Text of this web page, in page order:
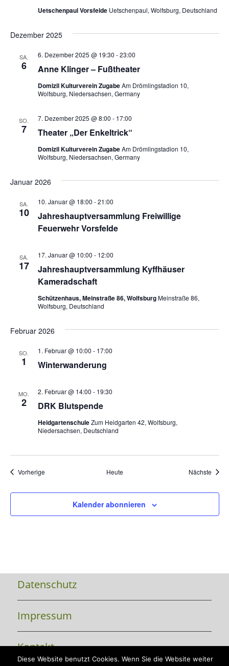
Uetschenpaul Vorsfelde Uetschenpaul, Wolfsburg, Deutschland
Dezember 2025
SA.
6 Anne Klinger – Fußtheater
6. Dezember 2025 @ 19:30 -23:00
Domizil Kulturverein ZugabeAm Drömlingstadion 10,
Wolfsburg, Niedersachsen, Germany
SO.
7 Theater „Der Enkeltrick“
7. Dezember 2025 @ 8:00 - 17:00
Domizil Kulturverein ZugabeAm Drömlingstadion 10,
Wolfsburg, Niedersachsen, Germany
Januar 2026
SA.
10
Jahreshauptversammlung Freiwillige
Feuerwehr Vorsfelde
10. Januar @ 18:00 -21:00
SA.
17
Jahreshauptversammlung Kyffhäuser
Kameradschaft
17. Januar @ 10:00 - 12:00
Schützenhaus, Meinstraße 86, WolfsburgMeinstraße 86,
Wolfsburg, Deutschland
Februar 2026
SO.
1 Winterwanderung
1. Februar @ 10:00 - 17:00
MO.
2 DRK Blutspende
2. Februar @ 14:00 - 19:30
HeidgartenschuleZum Heidgarten 42, Wolfsburg,
Niedersachsen, Deutschland
VorherigeVeranstaltungen Heute Nächste
Kalender abonnieren
Datenschutz
Impressum
Kontakt
Diese Website benutzt Cookies. Wenn Sie die Website weiter